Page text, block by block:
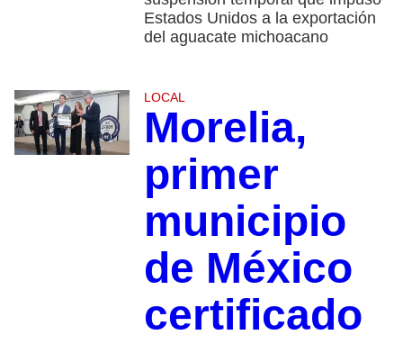
Estados Unidos a la exportación
del aguacate michoacano
LOCAL
Morelia,
primer
municipio
de México
certificado